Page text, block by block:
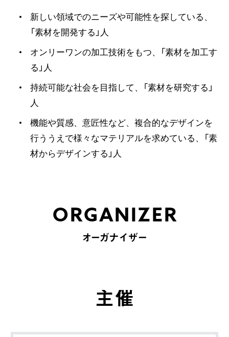
新しい領域でのニーズや可能性を探している、
「素材を開発する」人
オンリーワンの加工技術をもつ、「素材を加工す
る」人
持続可能な社会を目指して、「素材を研究する」
人
機能や質感、意匠性など、複合的なデザインを
行ううえで様々なマテリアルを求めている、「素
材からデザインする」人
ORGANIZER
オーガナイザー
主催